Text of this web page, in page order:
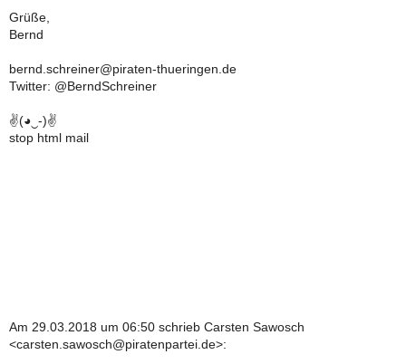
Grüße,
Bernd
bernd.schreiner@piraten-thueringen.de
Twitter: @BerndSchreiner
✌(◕‿-)✌
stop html mail
Am 29.03.2018 um 06:50 schrieb Carsten Sawosch
<carsten.sawosch@piratenpartei.de>: